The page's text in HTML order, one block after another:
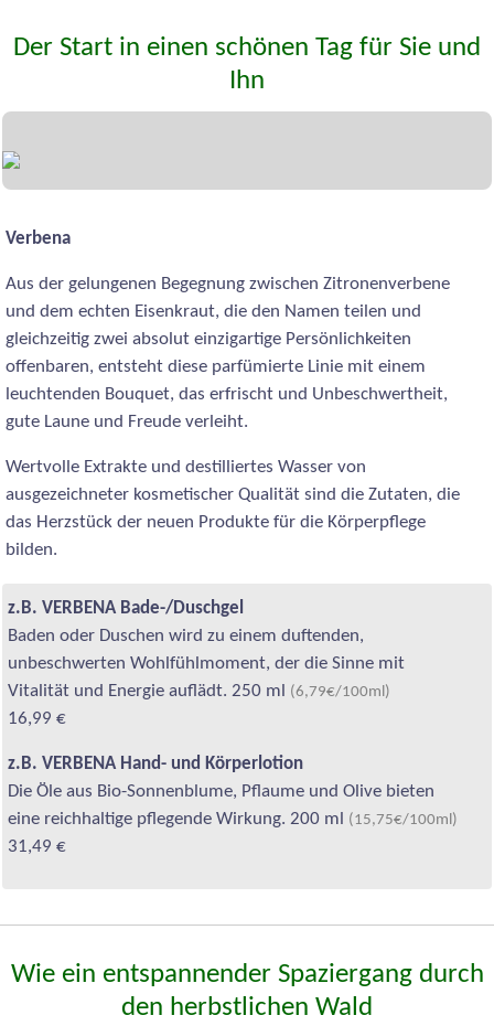
Der Start in einen schönen Tag für Sie und
Ihn
Verbena
Aus der gelungenen Begegnung zwischen Zitronenverbene
und dem echten Eisenkraut, die den Namen teilen und
gleichzeitig zwei absolut einzigartige Persönlichkeiten
offenbaren, entsteht diese parfümierte Linie mit einem
leuchtenden Bouquet, das erfrischt und Unbeschwertheit,
gute Laune und Freude verleiht.
Wertvolle Extrakte und destilliertes Wasser von
ausgezeichneter kosmetischer Qualität sind die Zutaten, die
das Herzstück der neuen Produkte für die Körperpflege
bilden.
z.B. VERBENA Bade-/Duschgel
Baden oder Duschen wird zu einem duftenden,
unbeschwerten Wohlfühlmoment, der die Sinne mit
Vitalität und Energie auflädt. 250 ml
(6,79€/100ml)
16,99 €
z.B. VERBENA Hand- und Körperlotion
Die Öle aus Bio-Sonnenblume, Pflaume und Olive bieten
eine reichhaltige pflegende Wirkung. 200 ml
(15,75€/100ml)
31,49 €
Wie ein entspannender Spaziergang durch
den herbstlichen Wald